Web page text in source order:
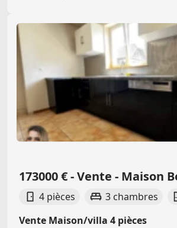
173000 € - Vente - Maison
4 pièces 3 chambres
Vente Maison/villa 4 pièces